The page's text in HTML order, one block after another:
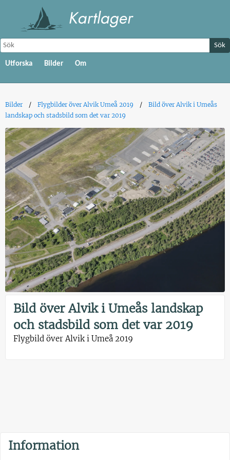
Sök
Utforska Bilder Om
Bilder Flygbilder över Alvik Umeå 2019
Bild över Alvik i Umeås
landskap och stadsbild som det var 2019
Bild över Alvik i Umeås landskap
och stadsbild som det var 2019
Flygbild över Alvik i Umeå 2019
Information